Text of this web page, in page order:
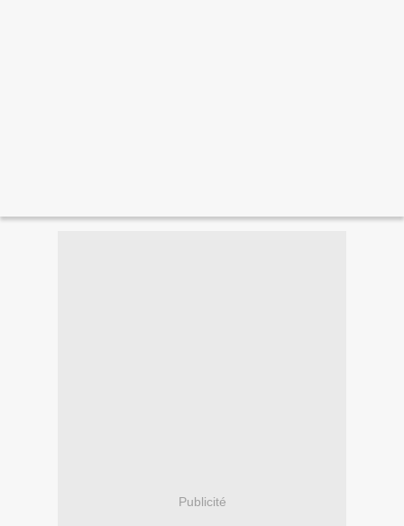
Publicité